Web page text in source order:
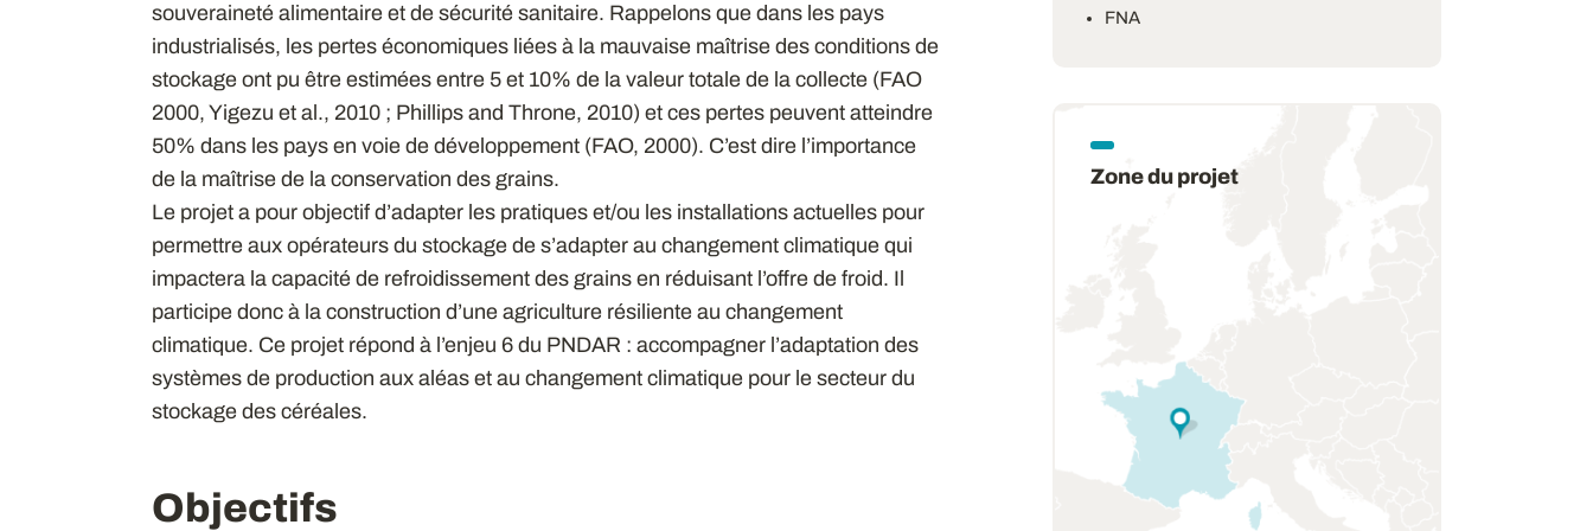
souveraineté alimentaire et de sécurité sanitaire. Rappelons que dans les pays
industrialisés, les pertes économiques liées à la mauvaise maîtrise des conditions de
stockage ont pu être estimées entre 5 et 10% de la valeur totale de la collecte (FAO
2000, Yigezu et al., 2010 ; Phillips and Throne, 2010) et ces pertes peuvent atteindre
50% dans les pays en voie de développement (FAO, 2000). C’est dire l’importance
de la maîtrise de la conservation des grains.
Le projet a pour objectif d’adapter les pratiques et/ou les installations actuelles pour
permettre aux opérateurs du stockage de s’adapter au changement climatique qui
impactera la capacité de refroidissement des grains en réduisant l’offre de froid. Il
participe donc à la construction d’une agriculture résiliente au changement
climatique. Ce projet répond à l’enjeu 6 du PNDAR : accompagner l’adaptation des
systèmes de production aux aléas et au changement climatique pour le secteur du
stockage des céréales.
Objectifs
FNA
Zone du projet